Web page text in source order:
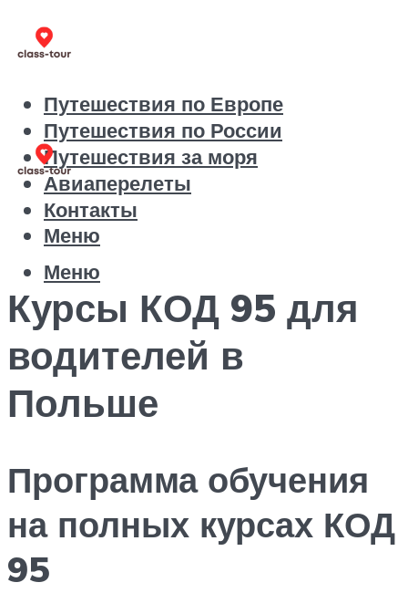
Путешествия по Европе
Путешествия по России
Путешествия за моря
Авиаперелеты
Контакты
Меню
Меню
Курсы КОД 95 для
водителей в
Польше
Программа обучения
на полных курсах КОД
95